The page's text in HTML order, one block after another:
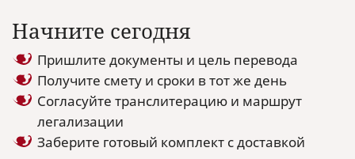
Начните сегодня
Пришлите документы и цель перевода
Получите смету и сроки в тот же день
Согласуйте транслитерацию и маршрут
легализации
Заберите готовый комплект с доставкой